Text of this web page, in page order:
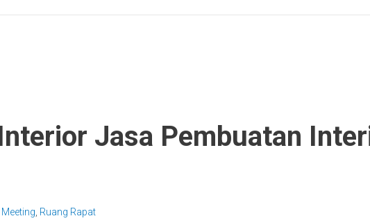
Jasa Pembuatan
Ruang Rapat